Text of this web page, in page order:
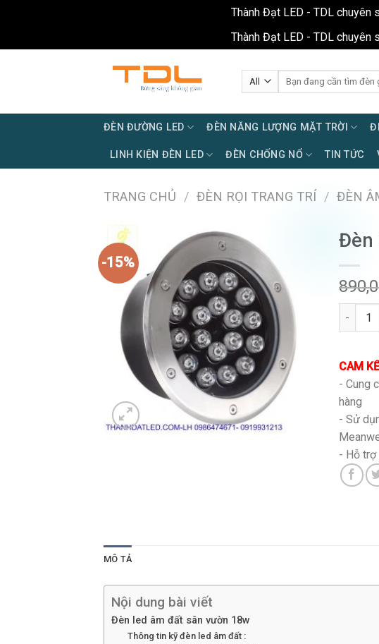
Thành Đạt LED - TDL chuyên
Thành Đạt LED - TDL chuyên
kiếm:
ĐÈN ĐƯỜNG LED ĐÈN NĂNG LƯỢNG MẶT TRỜI
LINH KIỆN ĐÈN LED ĐÈN CHỐNG NỔ TIN TỨC
TRANG CHỦ / ĐÈN RỌI TRANG TRÍ / ĐÈN
-15%
Đèn
Đèn
CAM
- Cung
hàng
- Sử
- Hỗ trợ
MÔ TẢ
Nội dung bài viết
Đèn led âm đất sân vườn 18w
Thông tin kỹ đèn led âm đất :